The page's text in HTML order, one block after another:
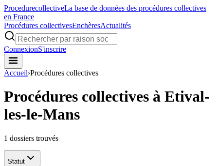
ProcedurecollectiveLa base de données des procédures collectives
en France
Procédures collectivesEnchèresActualités
ConnexionS'inscrire
Accueil›Procédures collectives
Procédures collectives à Etival-
les-le-Mans
1 dossiers trouvés
Statut